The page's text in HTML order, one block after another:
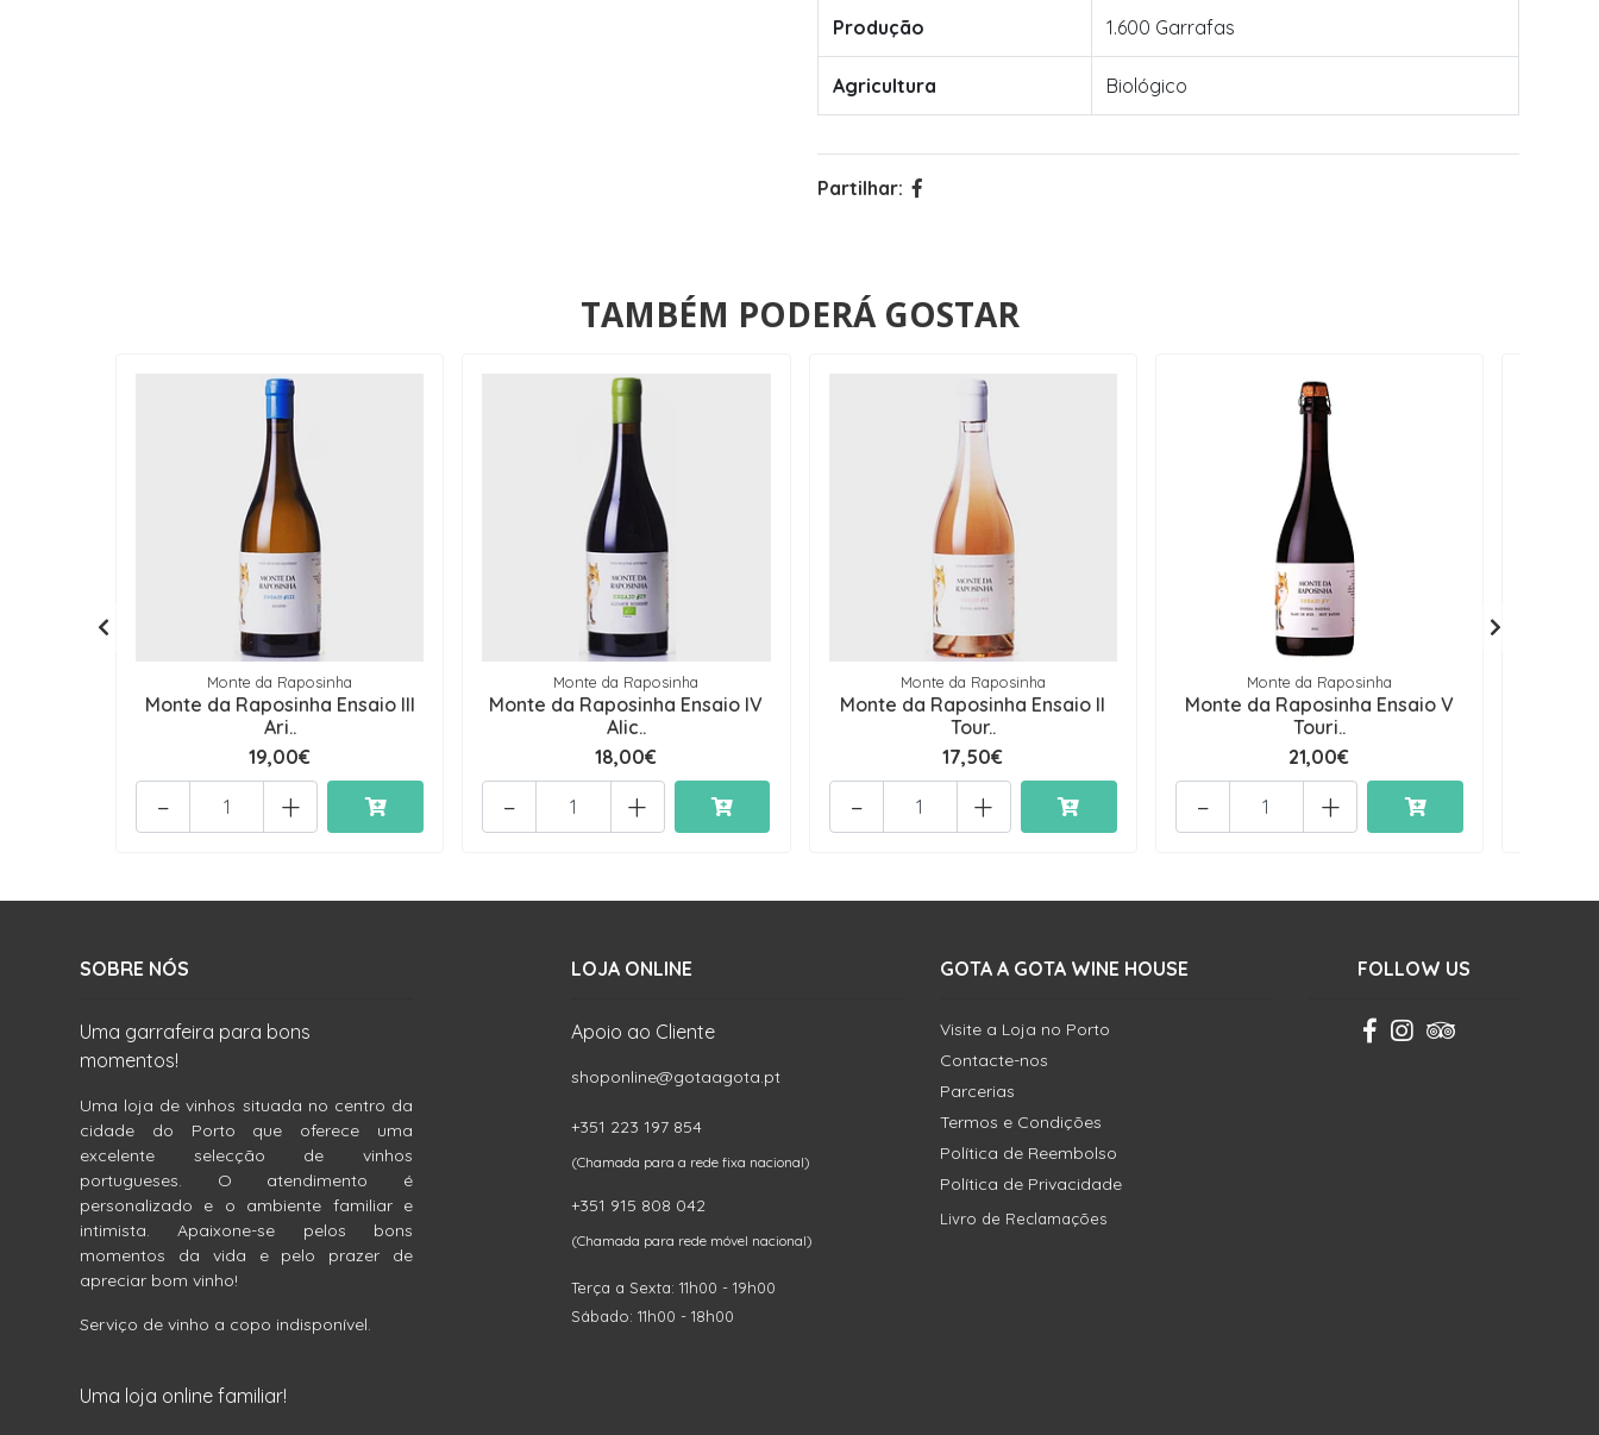
Produção 1.600 Garrafas
Agricultura Biológico
Partilhar:
TAMBÉM PODERÁ GOSTAR
Monte da Raposinha
Monte da Raposinha Ensaio III
Ari..
19,00€
+
-
Monte da Raposinha
Monte da Raposinha Ensaio IV
Alic..
18,00€
+
-
Monte da Raposinha
Monte da Raposinha Ensaio II
Tour..
17,50€
+
-
Monte da Raposinha
Monte da Raposinha Ensaio V
Touri..
21,00€
+
-
SOBRE NÓS
Uma garrafeira para bons
momentos!
Uma loja de vinhos situada no centro da
cidade do Porto que oferece uma
excelente selecção de vinhos
portugueses. O atendimento é
personalizado e o ambiente familiar e
intimista. Apaixone-se pelos bons
momentos da vida e pelo prazer de
apreciar bom vinho!
Serviço de vinho a copo indisponível.
Uma loja online familiar!
LOJA ONLINE
Apoio ao Cliente
shoponline@gotaagota.pt
+351 223 197 854
(Chamada para a rede fixa nacional)
+351 915 808 042
(Chamada para rede móvel nacional)
Terça a Sexta: 11h00 - 19h00
Sábado: 11h00 - 18h00
GOTA A GOTA WINE HOUSE
Visite a Loja no Porto
Contacte-nos
Parcerias
Termos e Condições
Política de Reembolso
Política de Privacidade
Livro de Reclamações
FOLLOW US